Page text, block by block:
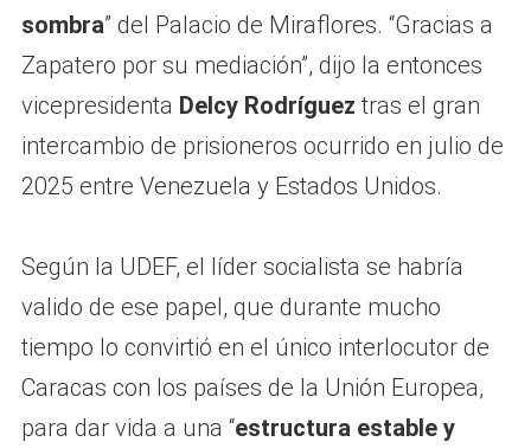
sombra” del Palacio de Miraflores. “Gracias a
Zapatero por su mediación”, dijo la entonces
vicepresidenta Delcy Rodríguez tras el gran
intercambio de prisioneros ocurrido en julio de
2025 entre Venezuela y Estados Unidos.
Según la UDEF, el líder socialista se habría
valido de ese papel, que durante mucho
tiempo lo convirtió en el único interlocutor de
Caracas con los países de la Unión Europea,
para dar vida a una “estructura estable y